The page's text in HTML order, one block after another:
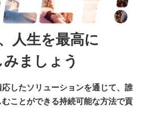
人生を最高に
みましょう
したソリューションを通じて、 誰
ことができる持続可能な方法で貢